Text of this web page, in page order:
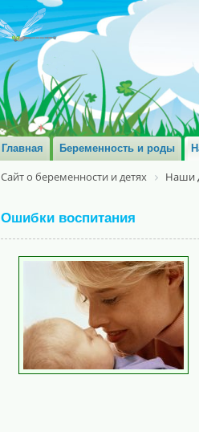
Главная Беременность и роды
Сайт о беременности и детях Наши
Ошибки воспитания